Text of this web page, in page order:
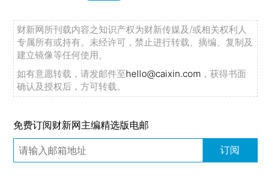
财新网所刊载内容之知识产权为财新传媒及/或相关权利人
专属所有或持有。未经许可，禁止进行转载、摘编、复制及
建立镜像等任何使用。
如有意愿转载，请发邮件至hello@caixin.com ，获得书面
确认及授权后，方可转载。
免费订阅财新网主编精选版电邮
订阅